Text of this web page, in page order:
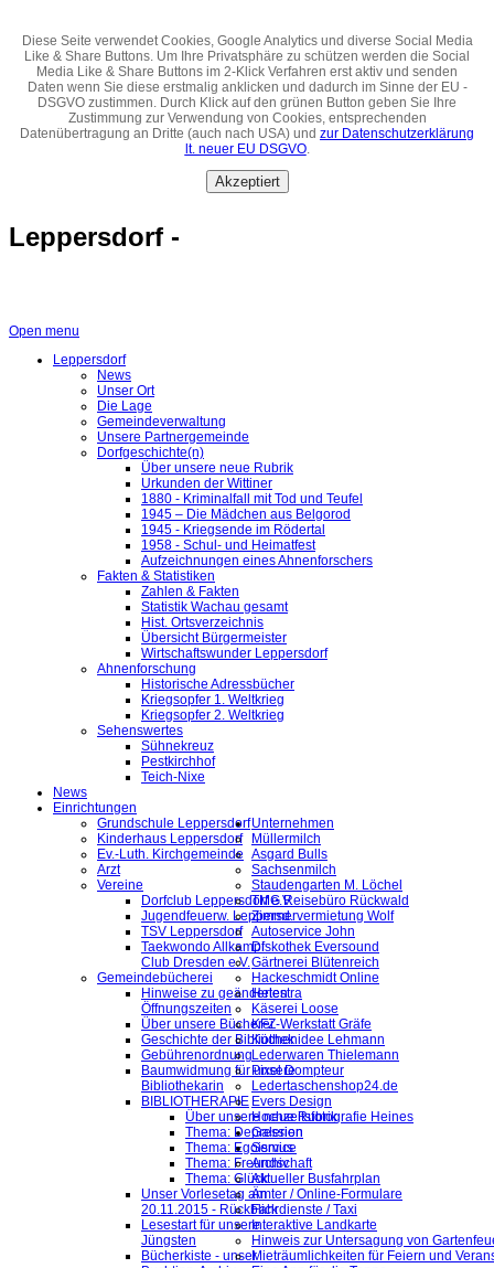
Diese Seite verwendet Cookies, Google Analytics und diverse Social Media
Like & Share Buttons. Um Ihre Privatsphäre zu schützen werden die Social
Media Like & Share Buttons im 2-Klick Verfahren erst aktiv und senden
Daten wenn Sie diese erstmalig anklicken und dadurch im Sinne der EU -
DSGVO zustimmen. Durch Klick auf den grünen Button geben Sie Ihre
Zustimmung zur Verwendung von Cookies, entsprechenden
Datenübertragung an Dritte (auch nach USA) und zur Datenschutzerklärung
lt. neuer EU DSGVO.
Akzeptiert
Leppersdorf -
Open menu
Leppersdorf
News
Unser Ort
Die Lage
Gemeindeverwaltung
Unsere Partnergemeinde
Dorfgeschichte(n)
Über unsere neue Rubrik
Urkunden der Wittiner
1880 - Kriminalfall mit Tod und Teufel
1945 – Die Mädchen aus Belgorod
1945 - Kriegsende im Rödertal
1958 - Schul- und Heimatfest
Aufzeichnungen eines Ahnenforschers
Fakten & Statistiken
Zahlen & Fakten
Statistik Wachau gesamt
Hist. Ortsverzeichnis
Übersicht Bürgermeister
Wirtschaftswunder Leppersdorf
Ahnenforschung
Historische Adressbücher
Kriegsopfer 1. Weltkrieg
Kriegsopfer 2. Weltkrieg
Sehenswertes
Sühnekreuz
Pestkirchhof
Teich-Nixe
News
Einrichtungen
Grundschule Leppersdorf
Kinderhaus Leppersdorf
Ev.-Luth. Kirchgemeinde
Arzt
Vereine
Dorfclub Leppersdorf e.V.
Jugendfeuerw. Leppersd.
TSV Leppersdorf
Taekwondo Allkampf
Club Dresden e.V.
Gemeindebücherei
Hinweise zu geänderten
Öffnungszeiten
Über unsere Bücherei
Geschichte der Bibliothek
Gebührenordnung
Baumwidmung für unsere
Bibliothekarin
BIBLIOTHERAPIE
Über unsere neue Rubrik
Thema: Depression
Thema: Egoismus
Thema: Freundschaft
Thema: Glück
Unser Vorlesetag am
20.11.2015 - Rückblick
Lesestart für unsere
Jüngsten
Bücherkiste - unser
Unternehmen
Müllermilch
Asgard Bulls
Sachsenmilch
Staudengarten M. Löchel
TMG Reisebüro Rückwald
Zimmervermietung Wolf
Autoservice John
Diskothek Eversound
Gärtnerei Blütenreich
Hackeschmidt Online
Helestra
Käserei Loose
KFZ-Werkstatt Gräfe
Küchenidee Lehmann
Lederwaren Thielemann
Pixel Dompteur
Ledertaschenshop24.de
Evers Design
Hochzeitsfotografie Heines
Galerien
Service
Archiv
Aktueller Busfahrplan
Ämter / Online-Formulare
Fahrdienste / Taxi
Interaktive Landkarte
Hinweis zur Untersagung von
Mieträumlichkeiten für Feiern und